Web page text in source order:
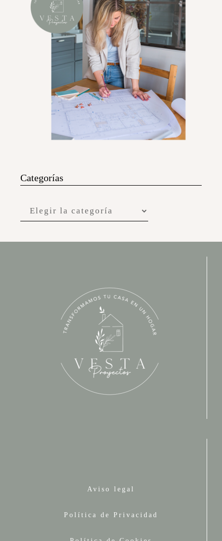
Categorías
Aviso legal
Política de Privacidad